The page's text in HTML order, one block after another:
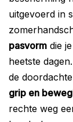
uitgevoerd in
pasvorm die
heetste
de
grip en
rechte weg